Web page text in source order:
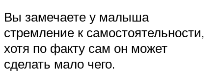
Вы замечаете у малыша
стремление к самостоятельности,
хотя по факту сам он может
сделать мало чего.